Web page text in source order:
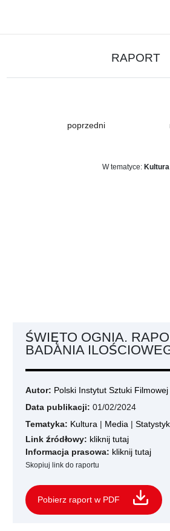
RAPORT
poprzedni
W tematyce: Kultura
ŚWIĘTO OGNIA.
BADANIA
Autor: Polski Instytut Sztuki Filmowej
Data publikacji: 01/02/2024
Tematyka: Kultura | Media |
Link źródłowy: kliknij tutaj
Informacja prasowa: kliknij tutaj
Skopiuj link do raportu
Pobierz raport w PDF